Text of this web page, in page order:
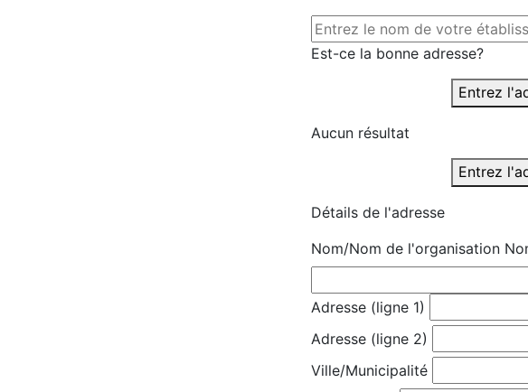
Est-ce la bonne adresse?
Entrez
Aucun résultat
Entrez
Détails de l'adresse
Nom/Nom de l'organisation
Adresse (ligne 1)
Adresse (ligne 2)
Ville/Municipalité